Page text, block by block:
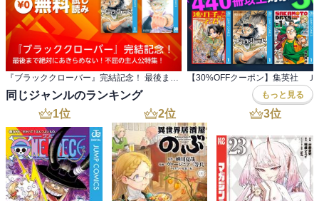
『ブラッククローバー』完結記念！ 最後まで絶対にあきらめない！不屈の主人公特集！
同じジャンルのランキング もっと見る
1位 2位 3位